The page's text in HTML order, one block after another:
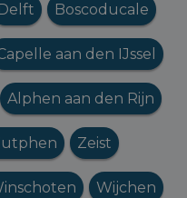
Delft Boscoducale
aan den IJssel
Alphen aan den Rijn
Zeist
Wijchen